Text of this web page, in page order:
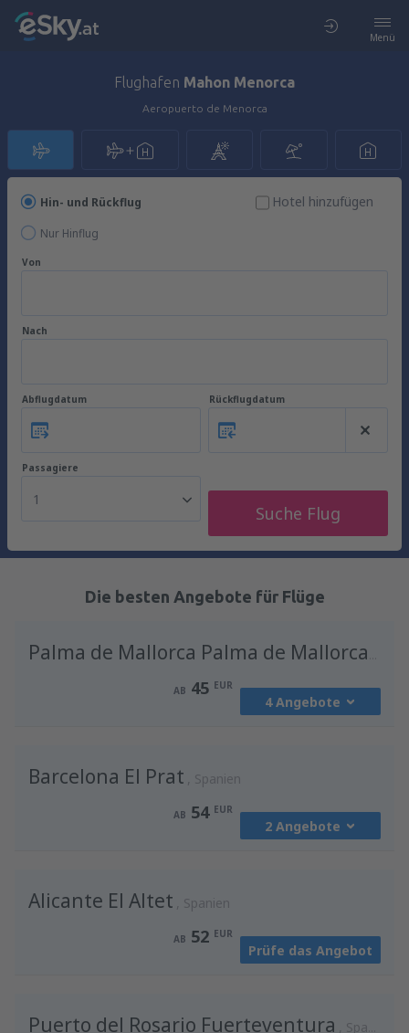
Menü
Flughafen Mahon Menorca
Aeropuerto de Menorca
Hin- und Rückflug
Nur Hinflug
Hotel hinzufügen
Von
Nach
Abflugdatum Rückflugdatum
Passagiere
1
Suche Flug
Die besten Angebote für Flüge
AB 45 EUR
4 Angebote
AB 45EUR
(SZG)
vonKlagenfurt, Klagenfurt Airport
Barcelona El Prat Spanien
AB 54 EUR
2 Angebote
AB 66EUR
Alicante El Altet Spanien
AB 52 EUR
Prüfe das Angebot
Puerto del Rosario Fuerteventura Spanien